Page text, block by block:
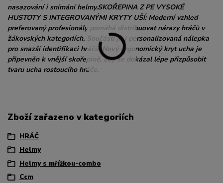
nasazování i snímání helmy.SKOŘEPINA Z PE VYSOKÉ
HUSTOTY S INTEGROVANÝMI KRYTY UŠÍ: Moderní vzhled
preferovaný profesionály pomáhá distribuovat nárazy hráčů v
žákovských kategoriích. Součástí je i personalizovaná nálepka
pro snazší identifikaci hráčů. Nový ergonomický kryt ucha je
připevněn k vnější skořepině, aby se dokázal lépe přizpůsobit
tvaru ucha rostoucího hráče.
Zboží zařazeno v kategoriích
HRÁČ
Helmy
Helmy s mřížkou-combo
Ccm